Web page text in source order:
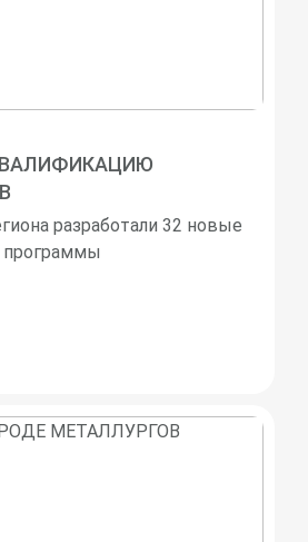
разработали 32 новые
программы